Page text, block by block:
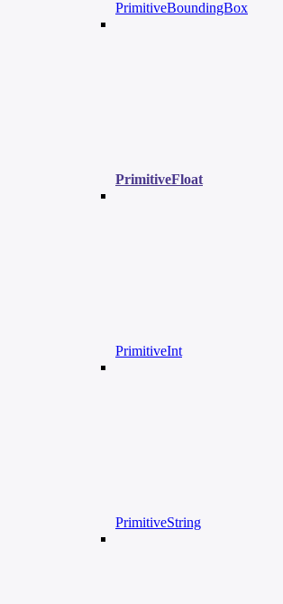
PrimitiveBoundingBox
PrimitiveFloat
PrimitiveInt
PrimitiveString